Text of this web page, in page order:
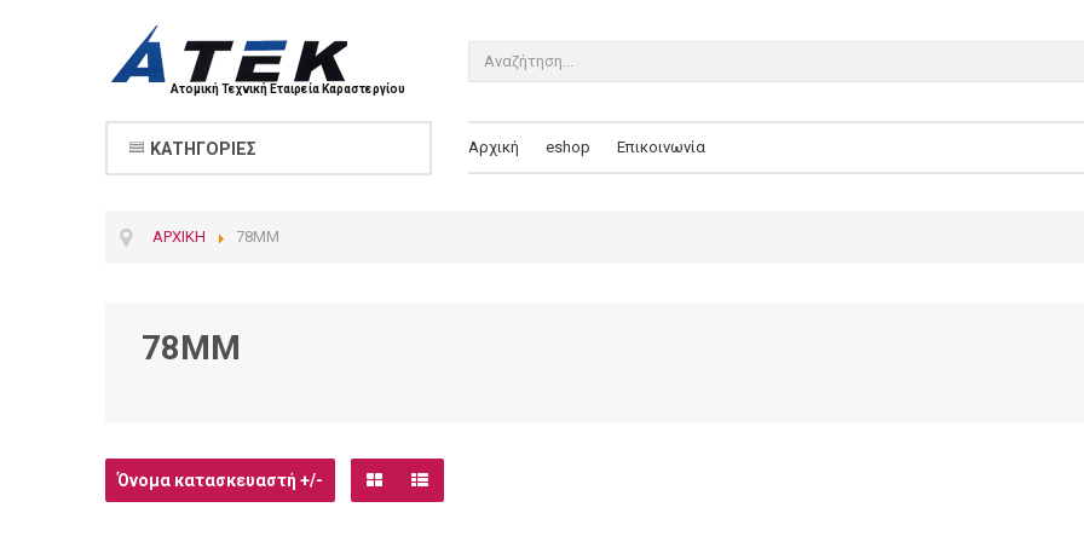
Ατομική Τεχνική Εταιρεία Καραστεργίου
ΚΑΤΗΓΟΡΊΕΣ Αρχική eshop Επικοινωνία
ΑΡΧΙΚΉ 78MM
78MM
Όνομα κατασκευαστή +/-